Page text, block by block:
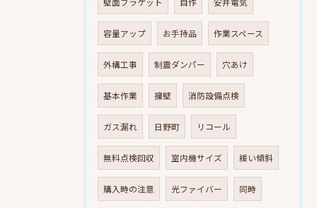
壁面ブラケット 自作 安井電気
容量アップ お手持品 作業スペース
外構工事 制震ダンパー 穴あけ
基本作業 擁壁 消防設備点検
ガス漏れ 日野町 リコール
無料点検回収 室内機サイズ 緩い傾斜
購入時の注意 光ファイバー 同時